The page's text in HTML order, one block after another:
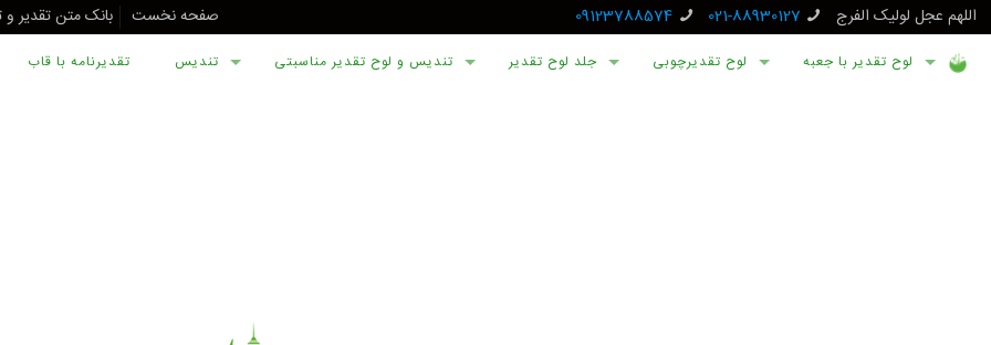
اللهم عجل لولیک الفرج 021-88930127
09123788574 صفحه نخست بانک متن تقدیر
لوح تقدیر با جعبه لوح تقدیرچوبی جلد لوح تقدیر تندیس و لوح تقدیر مناسبتی تندیس تقدیرنامه با قاب